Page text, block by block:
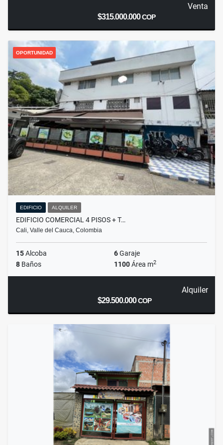
Venta
$315.000.000COP
OPORTUNIDAD
EDIFICIO ALQUILER
EDIFICIO COMERCIAL 4 PISOS + T…
Cali, Valle del Cauca, Colombia
15Alcoba 6Garaje
8 Baños 1100Área m2
Alquiler
$29.500.000COP